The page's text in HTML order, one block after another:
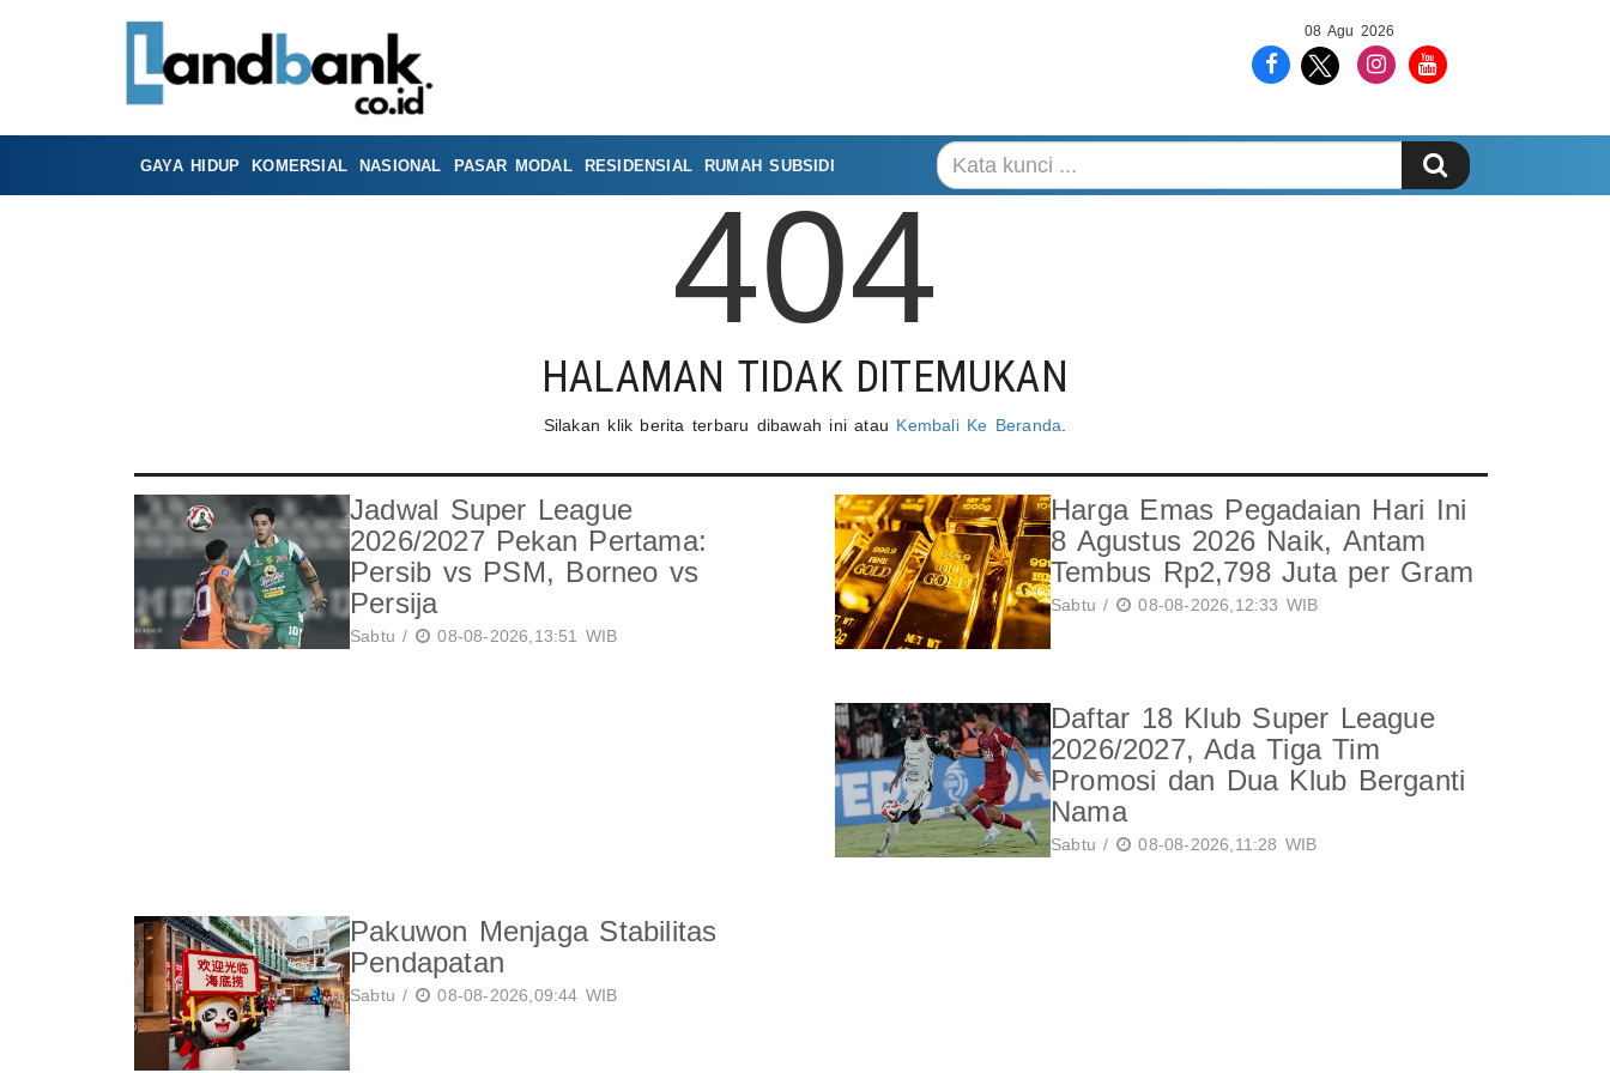
08 Agu 2026
GAYA HIDUP KOMERSIAL NASIONAL PASAR MODAL RESIDENSIAL RUMAH SUBSIDI
404
HALAMAN TIDAK DITEMUKAN
Silakan klik berita terbaru dibawah ini atau Kembali Ke Beranda
Jadwal Super League
2026/2027 Pekan Pertama:
Persib vs PSM, Borneo vs
Persija
Sabtu / 08-08-2026,13:51 WIB
Harga Emas Pegadaian Hari Ini
8 Agustus 2026 Naik, Antam
Tembus Rp2,798 Juta per Gram
Sabtu / 08-08-2026,12:33 WIB
Daftar 18 Klub Super League
2026/2027, Ada Tiga Tim
Promosi dan Dua Klub Berganti
Nama
Sabtu / 08-08-2026,11:28 WIB
Pakuwon Menjaga Stabilitas
Pendapatan
Sabtu / 08-08-2026,09:44 WIB